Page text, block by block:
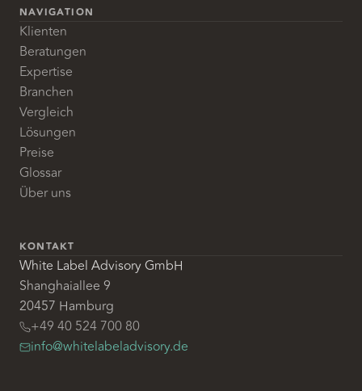
NAVIGATION
Klienten
Beratungen
Expertise
Branchen
Vergleich
Lösungen
Preise
Glossar
Über uns
KONTAKT
White Label Advisory GmbH
Shanghaiallee 9
20457 Hamburg
+49 40 524 700 80
info@whitelabeladvisory.de